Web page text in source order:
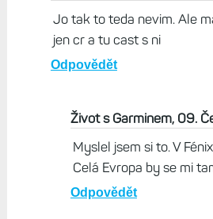
Jo tak to teda nevim. Ale
jen cr a tu cast s ni
Odpovědět
Život s Garminem, 09.
Myslel jsem si to. V
Celá Evropa by se mi
Odpovědět